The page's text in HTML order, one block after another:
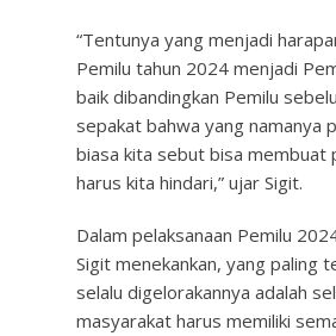
“Tentunya yang menjadi
Pemilu tahun 2024 menjadi
baik dibandingkan Pemilu
sepakat bahwa yang namanya
biasa kita sebut bisa membuat
harus kita hindari,” ujar Sigit.
Dalam pelaksanaan Pemilu
Sigit menekankan, yang paling
selalu digelorakannya adalah
masyarakat harus memiliki